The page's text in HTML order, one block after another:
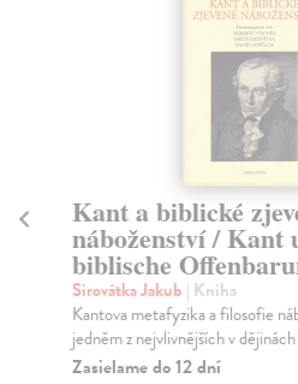
Kant a biblické
náboženství / Kant
biblische
Sirovátka Jakub | Kniha
Kantova metafyzika a filosofie
jedněm z nejvlivnějších v
Zasielame do 12 dní